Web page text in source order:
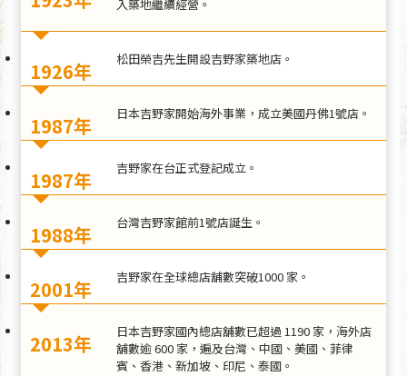
入築地繼續經營。
1926年 松田榮吉先生開設吉野家築地店。
1987年 日本吉野家開始海外事業，成立美國丹佛1號店。
1987年 吉野家在台正式登記成立。
1988年 台灣吉野家館前1號店誕生。
2001年 吉野家在全球總店舖數突破1000 家。
2013年
日本吉野家國內總店舖數已超過 1190 家，海外店
舖數逾 600 家，遍及台灣、中國、美國、菲律
賓、香港、新加坡、印尼、泰國。